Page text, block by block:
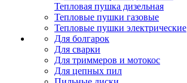
Тепловая пушка дизельная
Тепловые пушки газовые
Тепловые пушки электрические
Для болгарок
Для сварки
Для триммеров и мотокос
Для цепных пил